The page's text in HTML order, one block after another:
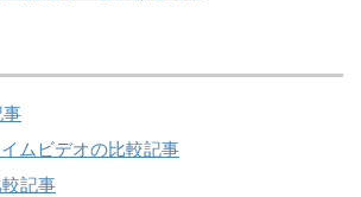
事
ムビデオの比較記事
記事